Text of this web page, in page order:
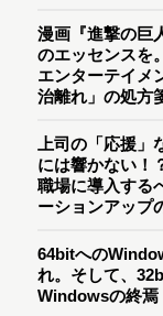
漫画『進撃の巨
のエッセンスを
エンターテイメ
治離れ」の処方
上司の「応援」
には響かない
職場に導入する
ーションアップ
64bitへの
れ。そして、
Windowsの終焉